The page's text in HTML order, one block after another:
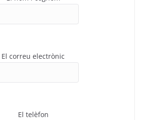
El correu electrònic
El telèfon